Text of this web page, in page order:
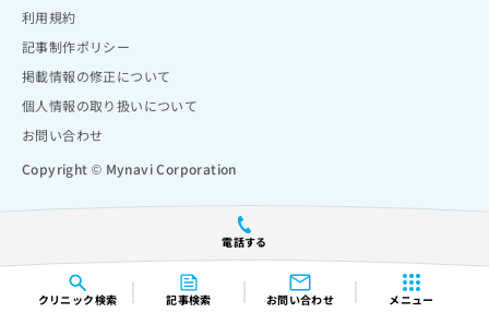
クリニック検索 記事検索 お問い合わせ メニュー
電話する
利用規約
記事制作ポリシー
掲載情報の修正について
個人情報の取り扱いについて
お問い合わせ
Copyright © Mynavi Corporation